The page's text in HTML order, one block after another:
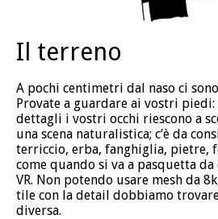
Il terreno
A pochi centimetri dal naso ci
Provate a guardare ai vostri
dettagli i vostri occhi riescono a
una scena naturalistica; c’è da
terriccio, erba, fanghiglia, pietre,
come quando si va a pasquetta
VR. Non potendo usare mesh da
tile con la detail dobbiamo
diversa.